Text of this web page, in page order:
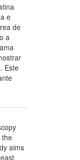
e
de
a
Este
the
aims